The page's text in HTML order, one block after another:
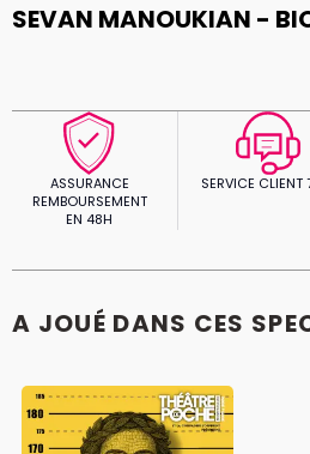
SEVAN MANOUKIAN -
ASSURANCE
REMBOURSEMENT
EN 48H
SERVICE CLIENT
A JOUÉ DANS CES